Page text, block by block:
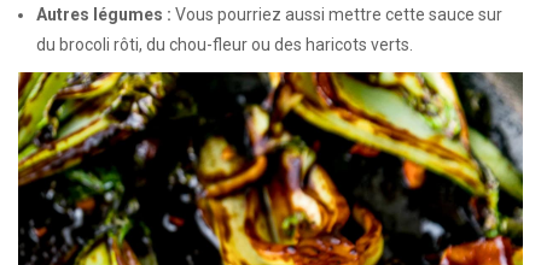
Autres légumes : Vous pourriez aussi mettre cette sauce sur
du brocoli rôti, du chou-fleur ou des haricots verts.